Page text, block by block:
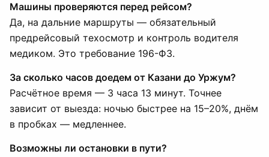
Машины проверяются перед рейсом?
Да, на дальние маршруты — обязательный
предрейсовый техосмотр и контроль водителя
медиком. Это требование 196-ФЗ.
За сколько часов доедем от Казани до Уржум?
Расчётное время — 3 часа 13 минут. Точнее
зависит от выезда: ночью быстрее на 15–20%, днём
в пробках — медленнее.
Возможны ли остановки в пути?